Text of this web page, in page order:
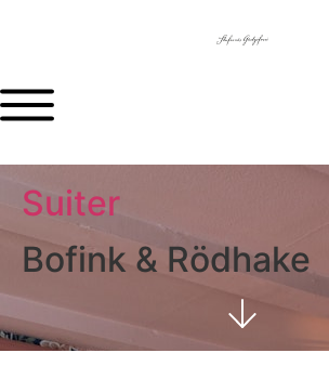
Suiter
Bofink & Rödhake